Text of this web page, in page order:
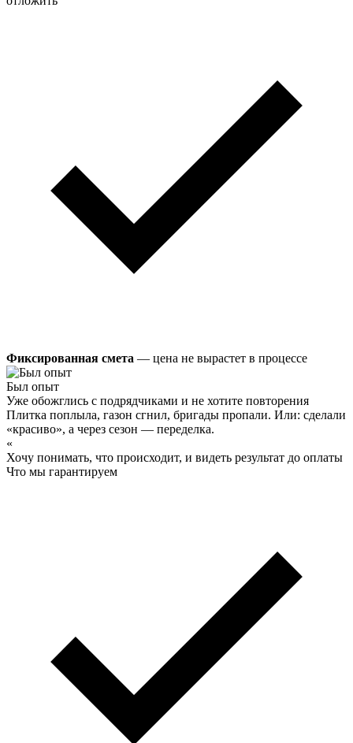
Фиксированная смета — цена не вырастет в процессе
Был опыт
Уже обожглись с подрядчиками и не хотите повторения
Плитка поплыла, газон сгнил, бригады пропали. Или: сделали
«красиво», а через сезон — переделка.
«
Хочу понимать, что происходит, и видеть результат до оплаты
Что мы гарантируем